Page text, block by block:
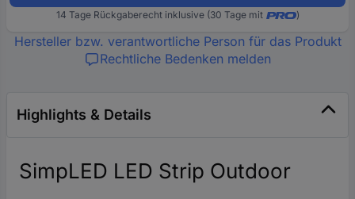
14 Tage Rückgaberecht inklusive (30 Tage mit )
Hersteller bzw. verantwortliche Person für das Produkt
Rechtliche Bedenken melden
Highlights & Details
SimpLED LED Strip Outdoor